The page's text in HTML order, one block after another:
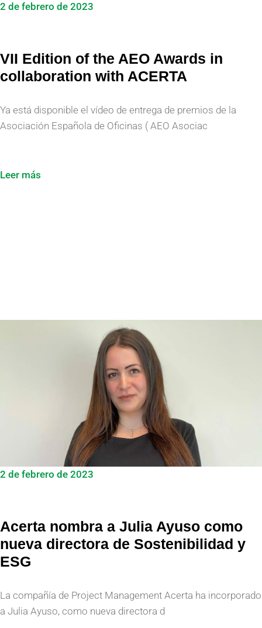
2 de febrero de 2023
VII Edition of the AEO Awards in
collaboration with ACERTA
Ya está disponible el vídeo de entrega de premios de la
Asociación Española de Oficinas ( AEO Asociac
Leer más
2 de febrero de 2023
Acerta nombra a Julia Ayuso como
nueva directora de Sostenibilidad y
ESG
La compañía de Project Management Acerta ha incorporado
a Julia Ayuso, como nueva directora d